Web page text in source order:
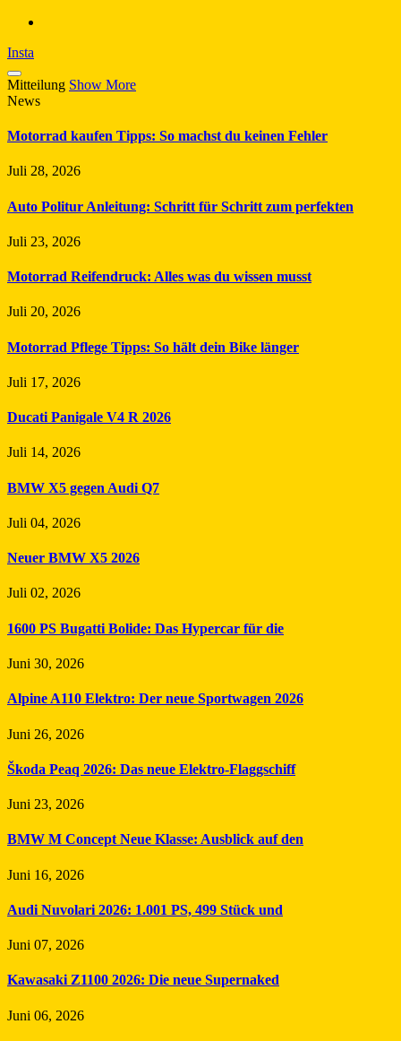
Insta
Mitteilung Show More
News
Motorrad kaufen Tipps: So machst du keinen Fehler
Juli 28, 2026
Auto Politur Anleitung: Schritt für Schritt zum perfekten
Juli 23, 2026
Motorrad Reifendruck: Alles was du wissen musst
Juli 20, 2026
Motorrad Pflege Tipps: So hält dein Bike länger
Juli 17, 2026
Ducati Panigale V4 R 2026
Juli 14, 2026
BMW X5 gegen Audi Q7
Juli 04, 2026
Neuer BMW X5 2026
Juli 02, 2026
1600 PS Bugatti Bolide: Das Hypercar für die
Juni 30, 2026
Alpine A110 Elektro: Der neue Sportwagen 2026
Juni 26, 2026
Škoda Peaq 2026: Das neue Elektro-Flaggschiff
Juni 23, 2026
BMW M Concept Neue Klasse: Ausblick auf den
Juni 16, 2026
Audi Nuvolari 2026: 1.001 PS, 499 Stück und
Juni 07, 2026
Kawasaki Z1100 2026: Die neue Supernaked
Juni 06, 2026